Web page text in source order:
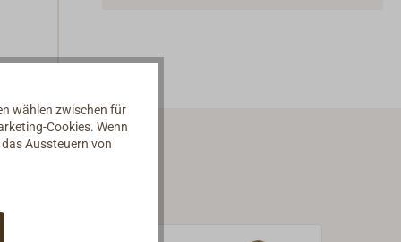
wählen zwischen für
Cookies. Wenn
Aussteuern von